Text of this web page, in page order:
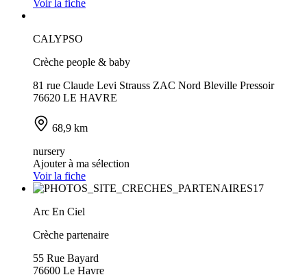
Voir la fiche
CALYPSO
Crèche people & baby
81 rue Claude Levi Strauss ZAC Nord Bleville Pressoir
76620 LE HAVRE
68,9 km
nursery
Ajouter à ma sélection
Voir la fiche
Arc En Ciel
Crèche partenaire
55 Rue Bayard
76600 Le Havre